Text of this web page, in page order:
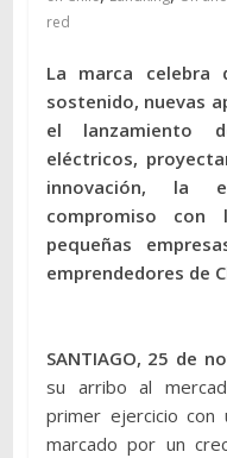
red
La marca celebra
sostenido, nuevas
el lanzamiento
eléctricos,
innovación, la
compromiso
pequeñas
emprendedores de
SANTIAGO, 25 de
su arribo al
primer ejercicio con
marcado por un